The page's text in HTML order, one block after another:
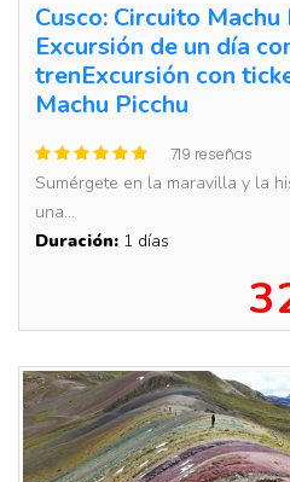
Cusco: Circuito Machu
Excursión de un día
trenExcursión con
Machu Picchu
719 reseñas
Sumérgete en la maravilla y la
una...
Duración: 1 días